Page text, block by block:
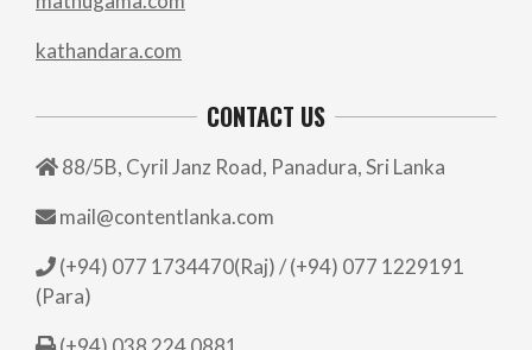
kathandara.com
CONTACT US
88/5B, Cyril Janz Road, Panadura, Sri Lanka
mail@contentlanka.com
(+94) 077 1734470(Raj) / (+94) 077 1229191
(Para)